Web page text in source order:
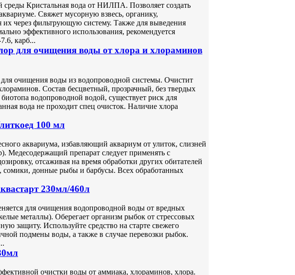
среды Кристальная вода от НИЛПА. Позволяет создать
Свяжет мусорную взвесь, органику,
их через фильтрующую систему. Также для выведения
эффективного использования, рекомендуется
карб...
для очищения воды от хлора и хлораминов
очищения воды из водопроводной системы. Очистит
Состав бесцветный, прозрачный, без твердых
водопроводной водой, существует риск для
вода не проходит спец очисток. Наличие хлора
100 мл
аквариума, избавляющий аквариум от улиток, слизней
Медесодержащий препарат следует применять с
отсаживая на время обработки других обитателей
сомики, донные рыбы и барбусы. Всех обработанных
230мл/460л
для очищения водопроводной воды от вредных
металлы). Оберегает организм рыбок от стрессовых
защиту. Используйте средство на старте свежего
подмены воды, а также в случае перевозки рыбок.
очистки воды от аммиака, хлораминов, хлора.